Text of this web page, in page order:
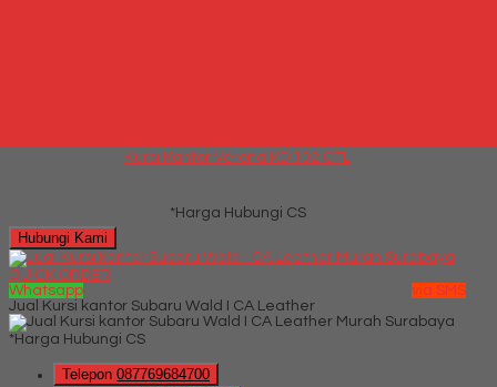
Kursi Kantor Verona KD 102 CTL
*Harga Hubungi CS
Hubungi Kami
QUICK ORDER
Whatsapp
via SMS
Jual Kursi kantor Subaru Wald I CA Leather
*Harga Hubungi CS
Telepon 087769684700